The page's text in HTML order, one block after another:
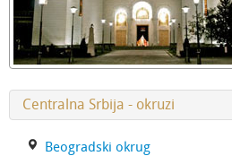
Centralna Srbija - okruzi
Beogradski okrug